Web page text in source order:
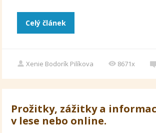
Celý článek
Xenie Bodorík Pilíkova 8671x
Prožitky, zážitky a
v lese nebo online.